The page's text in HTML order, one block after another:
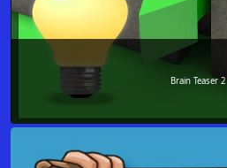
Brain Teaser 2